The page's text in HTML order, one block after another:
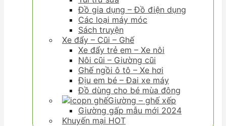
Đồ gia dụng – Đồ điện dụng
Các loại máy móc
Sách truyện
Xe đẩy – Cũi – Ghế
Xe đẩy trẻ em – Xe nôi
Nôi cũi – Giường cũi
Ghế ngồi ô tô – Xe hơi
Địu em bé – Đai xe máy
Đồ dùng cho bé mùa đông
Giường – ghế xếp
Giường gấp mẫu mới 2024
Khuyến mại HOT